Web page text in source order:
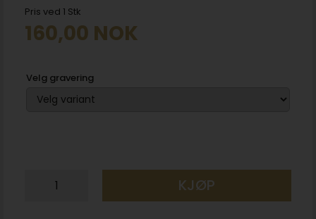
Pris ved 1 Stk
160,00 NOK
Velg gravering
KJØP